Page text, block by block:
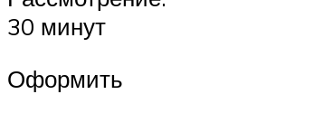
30 минут
Оформить